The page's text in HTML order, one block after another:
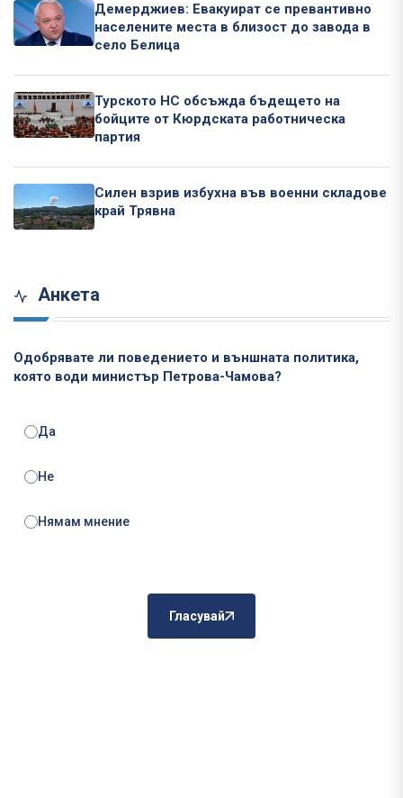
Демерджиев: Евакуират се превантивно
населените места в близост до завода в
село Белица
Турското НС обсъжда бъдещето на
бойците от Кюрдската работническа
партия
Силен взрив избухна във военни складове
край Трявна
Анкета
Одобрявате ли поведението и външната политика,
която води министър Петрова-Чамова?
Да
Не
Нямам мнение
Гласувай